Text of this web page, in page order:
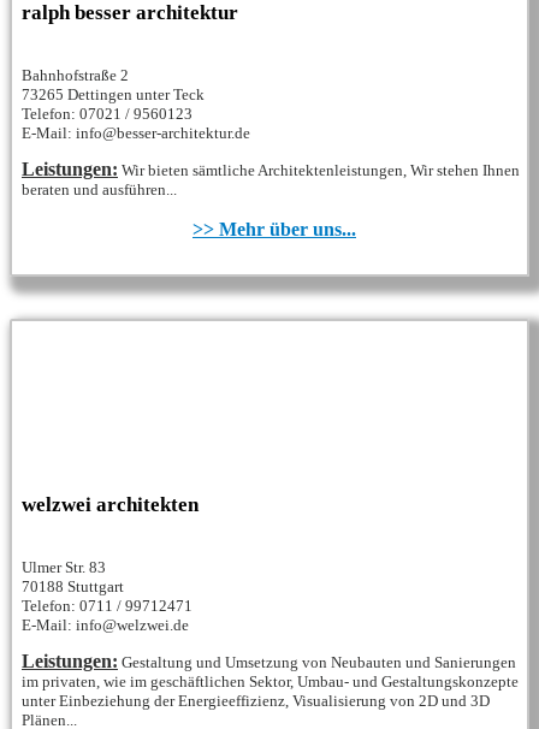
ralph besser architektur
Bahnhofstraße 2
73265 Dettingen unter Teck
Telefon: 07021 / 9560123
E-Mail: info@besser-architektur.de
Leistungen: Wir bieten sämtliche Architektenleistungen, Wir stehen Ihnen
beraten und ausführen...
>> Mehr über uns...
welzwei architekten
Ulmer Str. 83
70188 Stuttgart
Telefon: 0711 / 99712471
E-Mail: info@welzwei.de
Leistungen: Gestaltung und Umsetzung von Neubauten und Sanierungen
im privaten, wie im geschäftlichen Sektor, Umbau- und Gestaltungskonzepte
unter Einbeziehung der Energieeffizienz, Visualisierung von 2D und 3D
Plänen...